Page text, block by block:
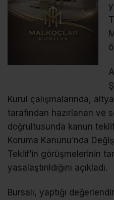
Kurul çalışmalarında,
tarafından hazırlanan ve
doğrultusunda kanun
Koruma Kanunu’nda
Teklif’in görüşmelerinin
yasalaştırıldığını açıkladı.
Bursalı, yaptığı